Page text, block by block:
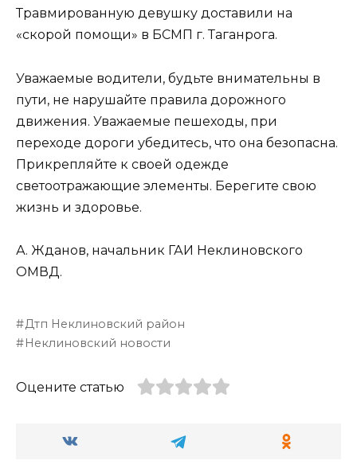
Травмированную девушку доставили на
«скорой помощи» в БСМП г. Таганрога.
Уважаемые водители, будьте внимательны в
пути, не нарушайте правила дорожного
движения. Уважаемые пешеходы, при
переходе дороги убедитесь, что она безопасна.
Прикрепляйте к своей одежде
светоотражающие элементы. Берегите свою
жизнь и здоровье.
А. Жданов, начальник ГАИ Неклиновского
ОМВД.
Дтп Неклиновский район
Неклиновский новости
Оцените статью